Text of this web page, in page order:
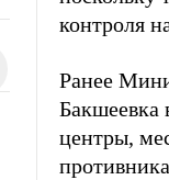
контроля
Ранее
Бакшеевка
центры,